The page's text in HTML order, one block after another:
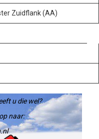
Zuidflank (AA)
u die wel?
naar: